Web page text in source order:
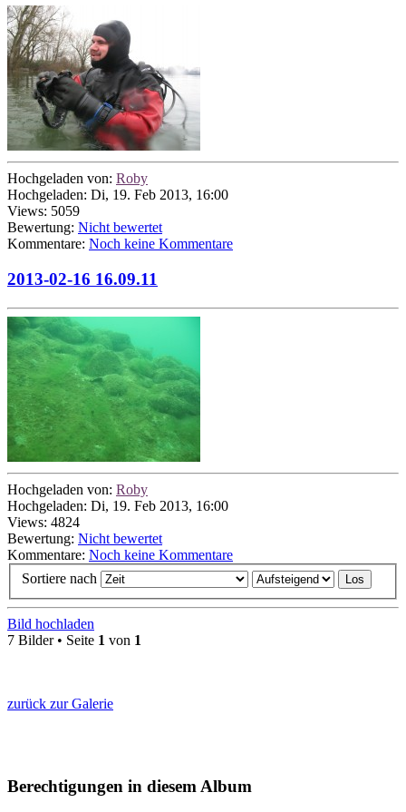
Hochgeladen von: Roby
Hochgeladen: Di, 19. Feb 2013, 16:00
Views: 5059
Bewertung: Nicht bewertet
Kommentare: Noch keine Kommentare
2013-02-16 16.09.11
Hochgeladen von: Roby
Hochgeladen: Di, 19. Feb 2013, 16:00
Views: 4824
Bewertung: Nicht bewertet
Kommentare: Noch keine Kommentare
Sortiere nach
Bild hochladen
7 Bilder • Seite 1 von 1
zurück zur Galerie
Berechtigungen in diesem Album